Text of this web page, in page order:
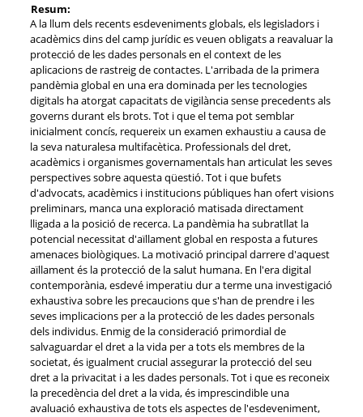
Resum:
A la llum dels recents esdeveniments globals, els legisladors i
acadèmics dins del camp jurídic es veuen obligats a reavaluar la
protecció de les dades personals en el context de les
aplicacions de rastreig de contactes. L'arribada de la primera
pandèmia global en una era dominada per les tecnologies
digitals ha atorgat capacitats de vigilància sense precedents als
governs durant els brots. Tot i que el tema pot semblar
inicialment concís, requereix un examen exhaustiu a causa de
la seva naturalesa multifacètica. Professionals del dret,
acadèmics i organismes governamentals han articulat les seves
perspectives sobre aquesta qüestió. Tot i que bufets
d'advocats, acadèmics i institucions públiques han ofert visions
preliminars, manca una exploració matisada directament
lligada a la posició de recerca. La pandèmia ha subratllat la
potencial necessitat d'aïllament global en resposta a futures
amenaces biològiques. La motivació principal darrere d'aquest
aïllament és la protecció de la salut humana. En l'era digital
contemporània, esdevé imperatiu dur a terme una investigació
exhaustiva sobre les precaucions que s'han de prendre i les
seves implicacions per a la protecció de les dades personals
dels individus. Enmig de la consideració primordial de
salvaguardar el dret a la vida per a tots els membres de la
societat, és igualment crucial assegurar la protecció del seu
dret a la privacitat i a les dades personals. Tot i que es reconeix
la precedència del dret a la vida, és imprescindible una
avaluació exhaustiva de tots els aspectes de l'esdeveniment,